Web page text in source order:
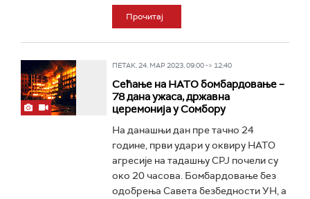
Прочитај
ПЕТАК, 24. МАР 2023, 09:00 -> 12:40
Сећање на НАТО бомбардовањe –
78 дана ужаса, државна
церемонија у Сомбору
На данашњи дан пре тачно 24
године, први удари у оквиру НАТО
агресије на тадашњу СРЈ почели су
око 20 часова. Бомбардовање без
одобрења Савета безбедности УН, а